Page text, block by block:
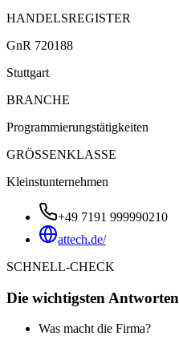
HANDELSREGISTER
GnR 720188
Stuttgart
BRANCHE
Programmierungstätigkeiten
GRÖSSENKLASSE
Kleinstunternehmen
+49 7191 999990210
attech.de/
SCHNELL-CHECK
Die wichtigsten Antworten
Was macht die Firma?